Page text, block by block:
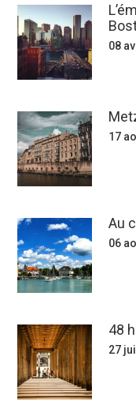
08
17
Au
06
48
27